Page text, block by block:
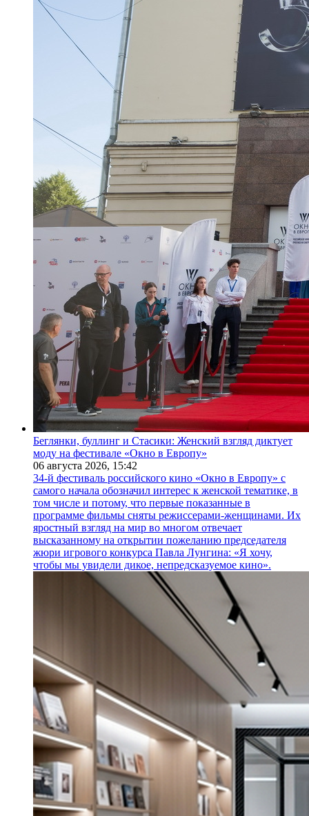
Беглянки, буллинг и Стасики: Женский взгляд диктует
моду на фестивале «Окно в Европу»
06 августа 2026, 15:42
34-й фестиваль российского кино «Окно в Европу» с
самого начала обозначил интерес к женской тематике, в
том числе и потому, что первые показанные в
программе фильмы сняты режиссерами-женщинами. Их
яростный взгляд на мир во многом отвечает
высказанному на открытии пожеланию председателя
жюри игрового конкурса Павла Лунгина: «Я хочу,
чтобы мы увидели дикое, непредсказуемое кино».